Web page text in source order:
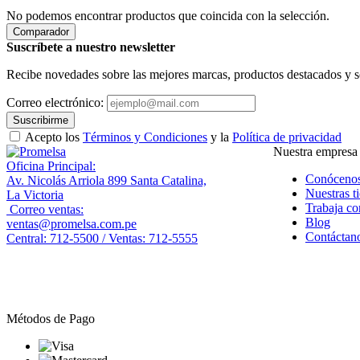
No podemos encontrar productos que coincida con la selección.
Comparador
Suscríbete a nuestro newsletter
Recibe novedades sobre las mejores marcas, productos destacados y
Correo electrónico:
Suscribirme
Acepto los Términos y Condiciones y la Política de privacidad
Oficina Principal:
Av. Nicolás Arriola 899 Santa Catalina,
La Victoria
Correo ventas:
ventas@promelsa.com.pe
Central: 712-5500 / Ventas: 712-5555
Nuestra empresa
Nuestras
Trabaja
Blog
Métodos de Pago